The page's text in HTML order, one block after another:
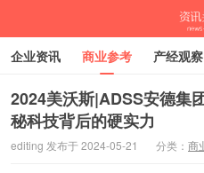
资讯
企业资讯 商业参考 产经观察
时尚潮流 母婴亲子 专栏
2024美沃斯|ADSS安德集
秘科技背后的硬实力
editing 发布于 2024-05-21 分类： 商